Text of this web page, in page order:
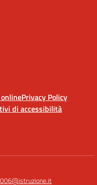
Privacy Policy
di accessibilità